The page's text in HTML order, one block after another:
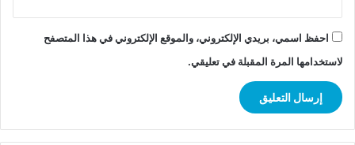
احفظ اسمي، بريدي الإلكتروني، والموقع الإلكتروني في هذا المتصفح
لاستخدامها المرة المقبلة في تعليقي.